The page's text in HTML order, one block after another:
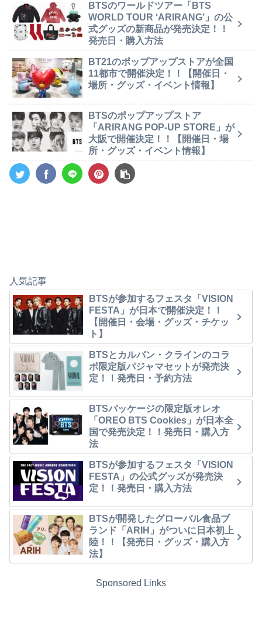
BTSのワールドツアー「BTS
WORLD TOUR ‘ARIRANG’」の公
式グッズの新商品が発売決定！！
発売日・購入方法
BT21のポップアップストアが全国
11都市で開催決定！！【開催日・
場所・グッズ・イベント情報】
BTSのポップアップストア
「ARIRANG POP-UP STORE」が
大阪で開催決定！！【開催日・場
所・グッズ・イベント情報】
人気記事
BTSが参加するフェスタ「VISION
FESTA」が日本で開催決定！！
【開催日・会場・グッズ・チケッ
ト】
BTSとカルバン・クラインのコラ
ボ限定版パジャマセットが発売決
定！！発売日・予約方法
BTSパッケージの限定版オレオ
「OREO BTS Cookies」が日本全
国で発売決定！！発売日・購入方
法
BTSが参加するフェスタ「VISION
FESTA」の公式グッズが発売決
定！！発売日・購入方法
BTSが開発したグローバル食品ブ
ランド「ARIH」がついに日本初上
陸！！【発売日・グッズ・購入方
法】
Sponsored Links